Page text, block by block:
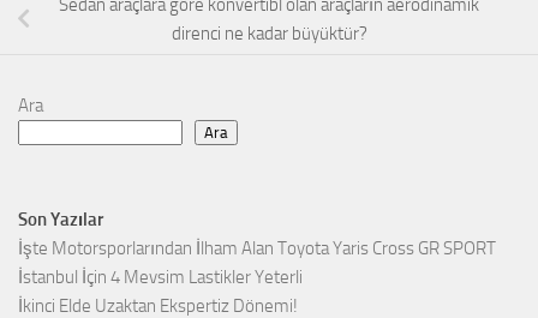
Sedan araçlara göre konvertibl olan araçların aerodinamik
direnci ne kadar büyüktür?
Ara
Ara
Son Yazılar
İşte Motorsporlarından İlham Alan Toyota Yaris Cross GR SPORT
İstanbul İçin 4 Mevsim Lastikler Yeterli
İkinci Elde Uzaktan Ekspertiz Dönemi!